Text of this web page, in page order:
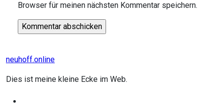
Browser für meinen nächsten Kommentar speichern.
neuhoff.online
Dies ist meine kleine Ecke im Web.